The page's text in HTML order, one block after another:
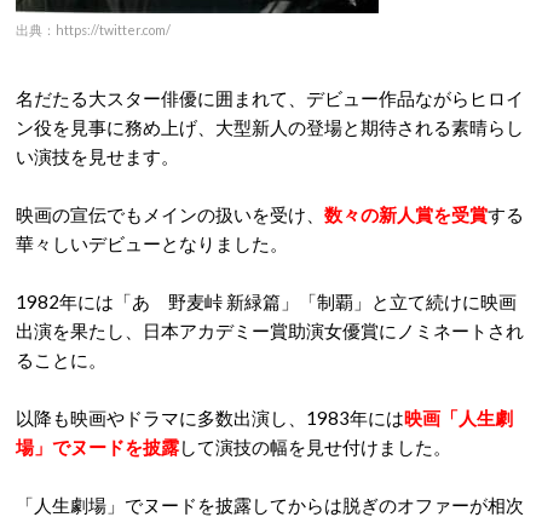
出典：https://twitter.com/
名だたる大スター俳優に囲まれて、デビュー作品ながらヒロイ
ン役を見事に務め上げ、大型新人の登場と期待される素晴らし
い演技を見せます。
映画の宣伝でもメインの扱いを受け、 数々の新人賞を受賞する
華々しいデビューとなりました。
1982年には「あゝ野麦峠 新緑篇」「制覇」と立て続けに映画
出演を果たし、日本アカデミー賞助演女優賞にノミネートされ
ることに。
以降も映画やドラマに多数出演し、1983年には映画「人生劇
場」でヌードを披露して演技の幅を見せ付けました。
「人生劇場」でヌードを披露してからは脱ぎのオファーが相次